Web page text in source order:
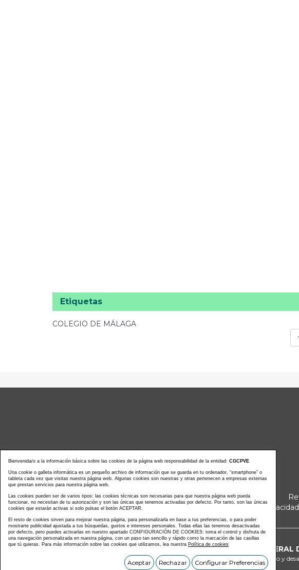
Etiquetas
COLEGIO DE MÁLAGA
Noticias actualidad Agenda de Actos
Política Privacidad
Copyright © CONSEJO GENERAL
Diseñado y
Bienvenida/o a la información básica sobre las cookies de la página web responsabilidad de la entidad: CGCPVE
Una cookie o galleta informática es un pequeño archivo de información que se guarda en tu ordenador, “smartphone” o
tableta cada vez que visitas nuestra página web. Algunas cookies son nuestras y otras pertenecen a empresas externas
que prestan servicios para nuestra página web.
Las cookies pueden ser de varios tipos: las cookies técnicas son necesarias para que nuestra página web pueda
funcionar, no necesitan de tu autorización y son las únicas que tenemos activadas por defecto. Por tanto, son las únicas
cookies que estarán activas si solo pulsas el botón ACEPTAR.
El resto de cookies sirven para mejorar nuestra página, para personalizarla en base a tus preferencias, o para poder
mostrarte publicidad ajustada a tus búsquedas, gustos e intereses personales. Todas ellas las tenemos desactivadas
por defecto, pero puedes activarlas en nuestro apartado CONFIGURACIÓN DE COOKIES: toma el control y disfruta de
una navegación personalizada en nuestra página, con un paso tan sencillo y rápido como la marcación de las casillas
que tú quieras. Para más información sobre las cookies que utilizamos, lea nuestra Política de cookies
Aceptar Rechazar Configurar Preferencias